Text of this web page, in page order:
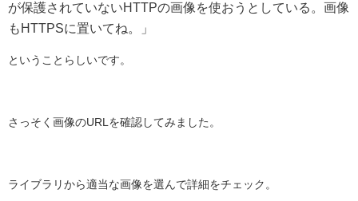
が保護されていないHTTPの画像を使おうとしている。画像
もHTTPSに置いてね。」
ということらしいです。
さっそく画像のURLを確認してみました。
ライブラリから適当な画像を選んで詳細をチェック。